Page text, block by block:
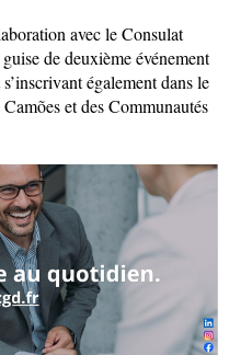
avec le Consulat
de deuxième événement
également dans le
et des Communautés